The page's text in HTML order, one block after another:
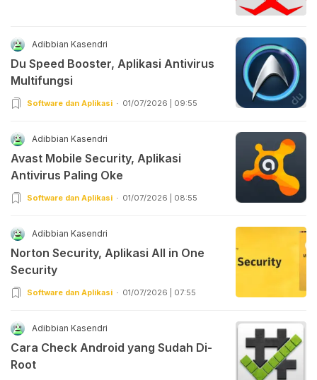
Adibbian Kasendri
Du Speed Booster, Aplikasi Antivirus
Multifungsi
Software dan Aplikasi 01/07/2026 | 09:55
Adibbian Kasendri
Avast Mobile Security, Aplikasi
Antivirus Paling Oke
Software dan Aplikasi 01/07/2026 | 08:55
Adibbian Kasendri
Norton Security, Aplikasi All in One
Security
Software dan Aplikasi 01/07/2026 | 07:55
Adibbian Kasendri
Cara Check Android yang Sudah Di-
Root